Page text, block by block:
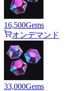
16,500Gems
オンデマンド
33,000Gems